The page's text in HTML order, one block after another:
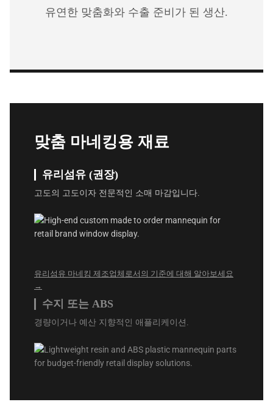
유연한 맞춤화와 수출 준비가 된 생산.
맞춤 마네킹용 재료
유리섬유 (권장)
고도의 고도이자 전문적인 소매 마감입니다.
유리섬유 마네킹 제조업체로서의 기준에 대해 알아보세요
→
수지 또는 ABS
경량이거나 예산 지향적인 애플리케이션.